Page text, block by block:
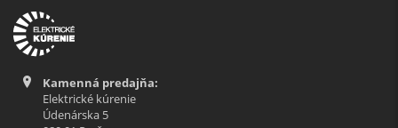
Kamenná predajňa:
Elektrické kúrenie
Údenárska 5